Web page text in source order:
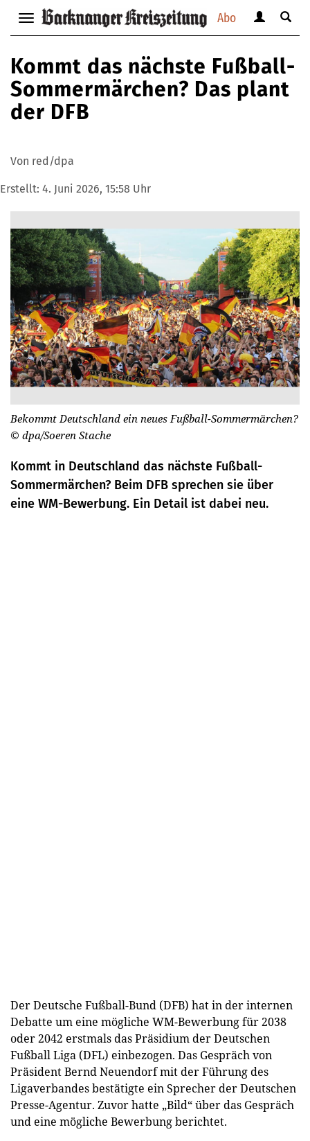
Abo
Navigation
anzeigen
verbergen
anzeigen
verbergen
Suche
Kommt das nächste Fußball-
Sommermärchen? Das plant
der DFB
Von red/dpa
Erstellt: 4. Juni 2026, 15:58 Uhr
Bekommt Deutschland ein neues Fußball-Sommermärchen?
© dpa/Soeren Stache
Kommt in Deutschland das nächste Fußball-
Sommermärchen? Beim DFB sprechen sie über
eine WM-Bewerbung. Ein Detail ist dabei neu.
Der Deutsche Fußball-Bund (DFB) hat in der internen
Debatte um eine mögliche WM-Bewerbung für 2038
oder 2042 erstmals das Präsidium der Deutschen
Fußball Liga (DFL) einbezogen. Das Gespräch von
Präsident Bernd Neuendorf mit der Führung des
Ligaverbandes bestätigte ein Sprecher der Deutschen
Presse-Agentur. Zuvor hatte „Bild“ über das Gespräch
und eine mögliche Bewerbung berichtet.